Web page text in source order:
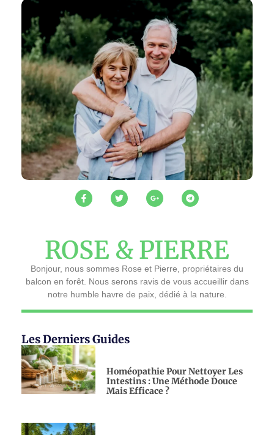
ROSE & PIERRE
Bonjour, nous sommes Rose et Pierre, propriétaires du
balcon en forêt. Nous serons ravis de vous accueillir dans
notre humble havre de paix, dédié à la nature.
Les Derniers Guides
Homéopathie Pour Nettoyer Les
Intestins : Une Méthode Douce
Mais Efficace ?